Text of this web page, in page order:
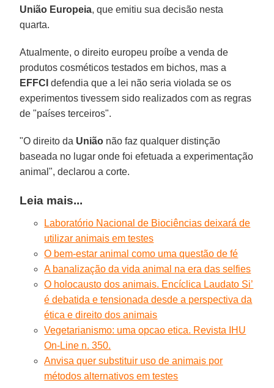
União Europeia, que emitiu sua decisão nesta
quarta.
Atualmente, o direito europeu proíbe a venda de
produtos cosméticos testados em bichos, mas a
EFFCI defendia que a lei não seria violada se os
experimentos tivessem sido realizados com as regras
de "países terceiros".
"O direito da União não faz qualquer distinção
baseada no lugar onde foi efetuada a experimentação
animal", declarou a corte.
Leia mais...
Laboratório Nacional de Biociências deixará de
utilizar animais em testes
O bem-estar animal como uma questão de fé
A banalização da vida animal na era das selfies
O holocausto dos animais. Encíclica Laudato Si’
é debatida e tensionada desde a perspectiva da
ética e direito dos animais
Vegetarianismo: uma opcao etica. Revista IHU
On-Line n. 350.
Anvisa quer substituir uso de animais por
métodos alternativos em testes